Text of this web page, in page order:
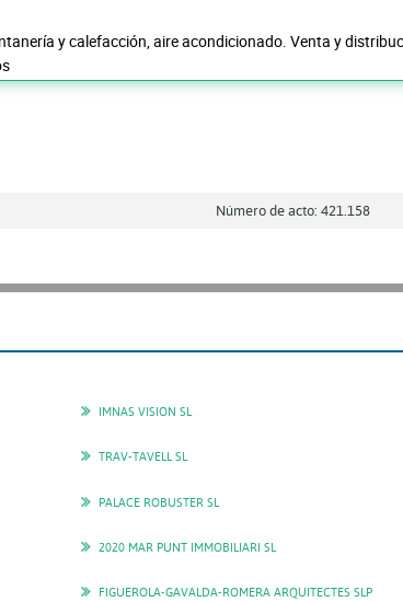
y calefacción, aire acondicionado. Venta y
Número de acto: 421.158
IMNAS VISION SL
TRAV-TAVELL SL
PALACE ROBUSTER SL
2020 MAR PUNT IMMOBILIARI SL
FIGUEROLA-GAVALDA-ROMERA ARQUITECTES SLP